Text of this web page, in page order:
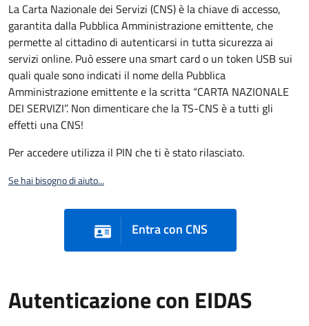
La Carta Nazionale dei Servizi (CNS) è la chiave di accesso,
garantita dalla Pubblica Amministrazione emittente, che
permette al cittadino di autenticarsi in tutta sicurezza ai
servizi online. Può essere una smart card o un token USB sui
quali quale sono indicati il nome della Pubblica
Amministrazione emittente e la scritta “CARTA NAZIONALE
DEI SERVIZI”. Non dimenticare che la TS-CNS è a tutti gli
effetti una CNS!
Per accedere utilizza il PIN che ti è stato rilasciato.
Se hai bisogno di aiuto...
Entra con CNS
Autenticazione con EIDAS